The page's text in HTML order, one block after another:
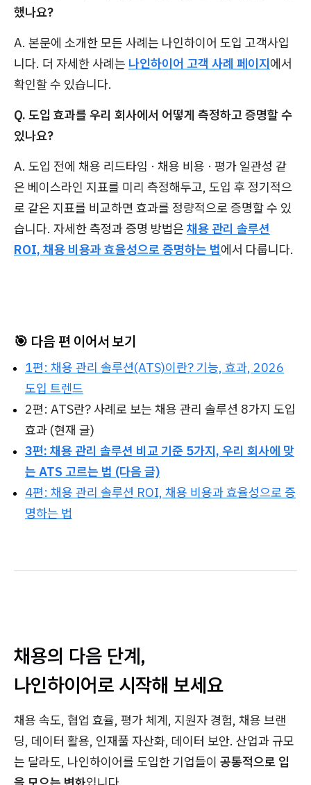
했나요?
A. 본문에 소개한 모든 사례는 나인하이어 도입 고객사입
니다. 더 자세한 사례는 나인하이어 고객 사례 페이지에서
확인할 수 있습니다.
Q. 도입 효과를 우리 회사에서 어떻게 측정하고 증명할 수
있나요?
A. 도입 전에 채용 리드타임 · 채용 비용 · 평가 일관성 같
은 베이스라인 지표를 미리 측정해두고, 도입 후 정기적으
로 같은 지표를 비교하면 효과를 정량적으로 증명할 수 있
습니다. 자세한 측정과 증명 방법은 채용 관리 솔루션
ROI, 채용 비용과 효율성으로 증명하는 법에서 다룹니다.
🎯 다음 편 이어서 보기
1편: 채용 관리 솔루션(ATS)이란? 기능, 효과, 2026
도입 트렌드
2편: ATS란? 사례로 보는 채용 관리 솔루션 8가지 도입
효과 (현재 글)
3편: 채용 관리 솔루션 비교 기준 5가지, 우리 회사에 맞
는 ATS 고르는 법 (다음 글)
4편: 채용 관리 솔루션 ROI, 채용 비용과 효율성으로 증
명하는 법
채용의 다음 단계,
나인하이어로 시작해 보세요
채용 속도, 협업 효율, 평가 체계, 지원자 경험, 채용 브랜
딩, 데이터 활용, 인재풀 자산화, 데이터 보안. 산업과 규모
는 달라도, 나인하이어를 도입한 기업들이 공통적으로 입